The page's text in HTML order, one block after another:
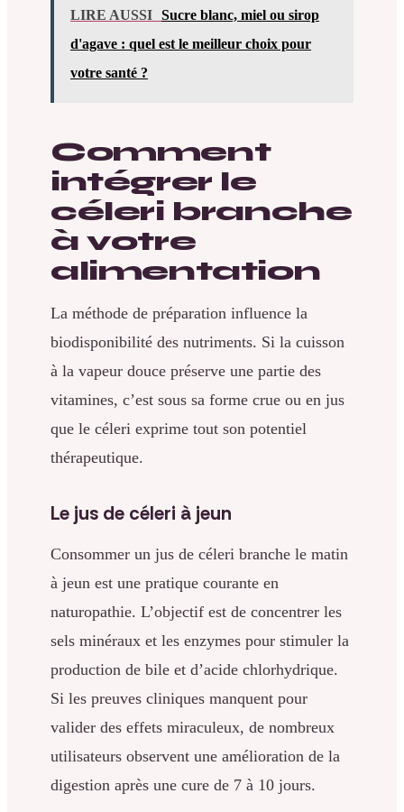
LIRE AUSSI Sucre blanc, miel ou sirop
d'agave : quel est le meilleur choix pour
votre santé ?
Comment
intégrer le
céleri branche
à votre
alimentation
La méthode de préparation influence la
biodisponibilité des nutriments. Si la cuisson
à la vapeur douce préserve une partie des
vitamines, c’est sous sa forme crue ou en jus
que le céleri exprime tout son potentiel
thérapeutique.
Le jus de céleri à jeun
Consommer un jus de céleri branche le matin
à jeun est une pratique courante en
naturopathie. L’objectif est de concentrer les
sels minéraux et les enzymes pour stimuler la
production de bile et d’acide chlorhydrique.
Si les preuves cliniques manquent pour
valider des effets miraculeux, de nombreux
utilisateurs observent une amélioration de la
digestion après une cure de 7 à 10 jours.